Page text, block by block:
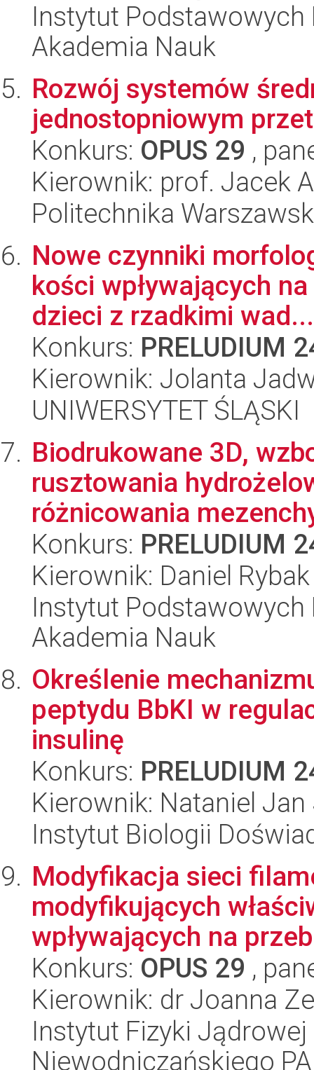
Instytut
Akademia Nauk
Rozwój systemów
jednostopniowym
Konkurs: OPUS 29 ,
Kierownik: prof. Jacek
Politechnika
Nowe czynniki
kości wpływających
dzieci z rzadkimi wad...
Konkurs: PRELUDIUM
Kierownik: Jolanta
UNIWERSYTET ŚLĄSKI
Biodrukowane 3D,
rusztowania
różnicowania
Konkurs: PRELUDIUM
Kierownik: Daniel Rybak
Instytut
Akademia Nauk
Określenie
peptydu BbKI w
insulinę
Konkurs: PRELUDIUM
Kierownik: Nataniel
Instytut Biologii
Modyfikacja sieci
modyfikujących
wpływających na
Konkurs: OPUS 29 ,
Kierownik: dr Joanna
Instytut Fizyki
Niewodniczańskiego